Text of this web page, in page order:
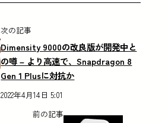
次の記事
Dimensity 9000の改良版が開発中と
の噂 – より高速で、Snapdragon 8
Gen 1 Plusに対抗か
2022年4月14日 5:01
前の記事